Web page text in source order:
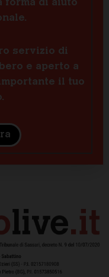
forma di aiuto
servizio di
e aperto a
il tuo